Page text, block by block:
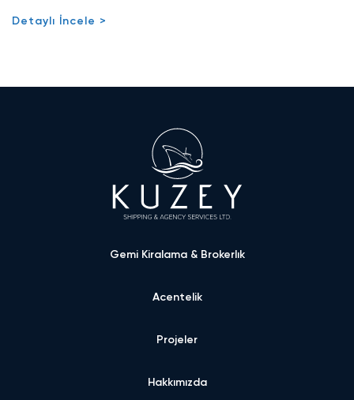
Detaylı İncele >
Gemi Kiralama & Brokerlık
Acentelik
Projeler
Hakkımızda